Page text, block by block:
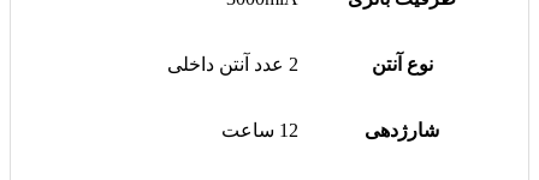
نوع آنتن 2 عدد آنتن داخلی
شارژدهی 12 ساعت